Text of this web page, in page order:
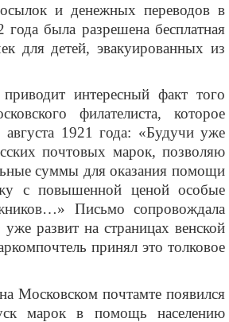
и денежных переводов в
была разрешена бесплатная
для детей, эвакуированных из
интересный факт того
филателиста, которое
1921 года: «Будучи уже
почтовых марок, позволяю
суммы для оказания помощи
с повышенной ценой особые
Письмо сопровождала
развит на страницах венской
принял это толковое
Московском почтамте появился
марок в помощь населению